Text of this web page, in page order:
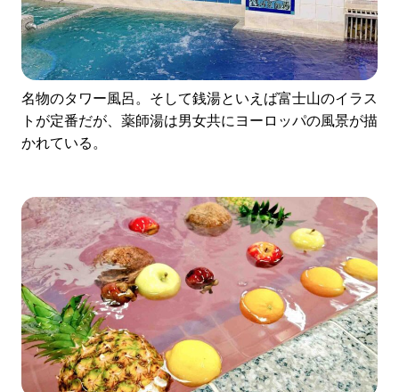
名物のタワー風呂。そして銭湯といえば富士山のイラス
トが定番だが、薬師湯は男女共にヨーロッパの風景が描
かれている。